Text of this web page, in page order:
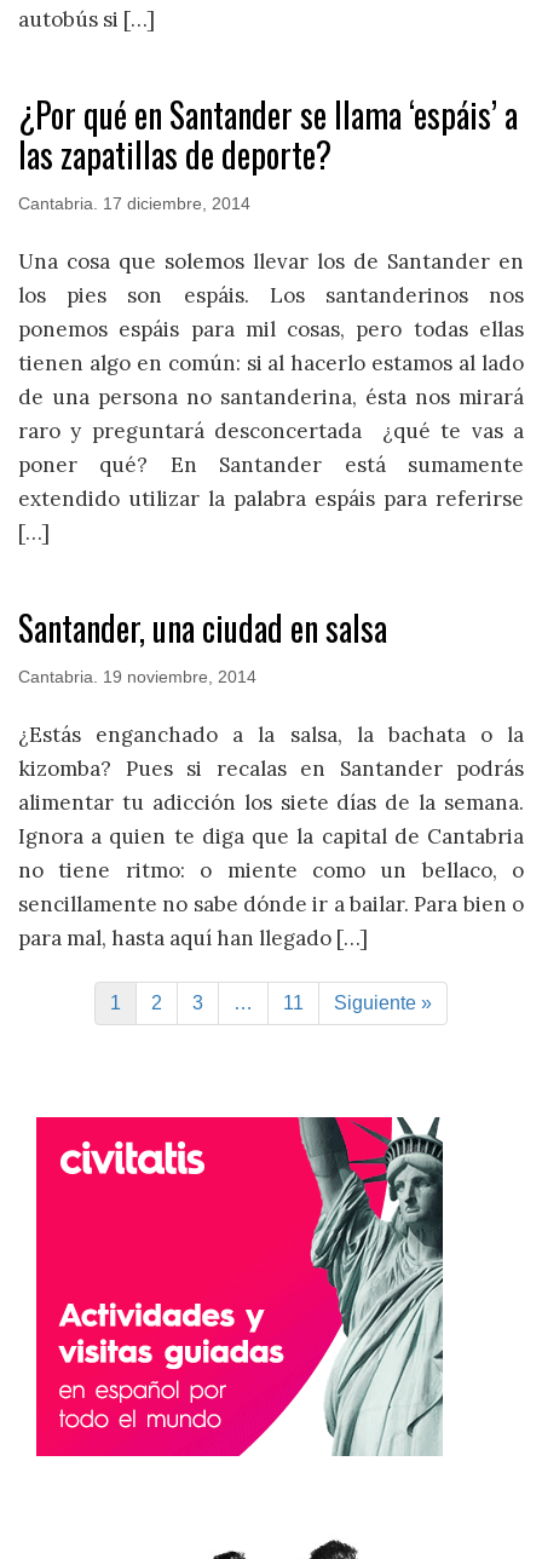
autobús si […]
¿Por qué en Santander se llama ‘espáis’ a
las zapatillas de deporte?
Cantabria 17 diciembre, 2014
Una cosa que solemos llevar los de Santander en
los pies son espáis. Los santanderinos nos
ponemos espáis para mil cosas, pero todas ellas
tienen algo en común: si al hacerlo estamos al lado
de una persona no santanderina, ésta nos mirará
raro y preguntará desconcertada ¿qué te vas a
poner qué? En Santander está sumamente
extendido utilizar la palabra espáis para referirse
[…]
Santander, una ciudad en salsa
Cantabria 19 noviembre, 2014
¿Estás enganchado a la salsa, la bachata o la
kizomba? Pues si recalas en Santander podrás
alimentar tu adicción los siete días de la semana.
Ignora a quien te diga que la capital de Cantabria
no tiene ritmo: o miente como un bellaco, o
sencillamente no sabe dónde ir a bailar. Para bien o
para mal, hasta aquí han llegado […]
1 2 3 … 11 Siguiente »